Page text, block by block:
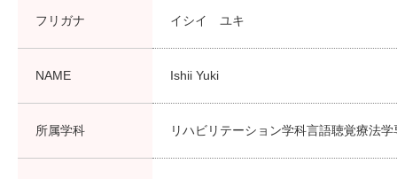
フリガナ イシイ ユキ
NAME Ishii Yuki
所属学科 リハビリテーション学科言語聴覚療法学